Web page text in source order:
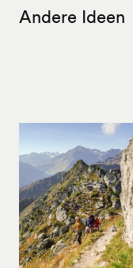
Andere Ideen